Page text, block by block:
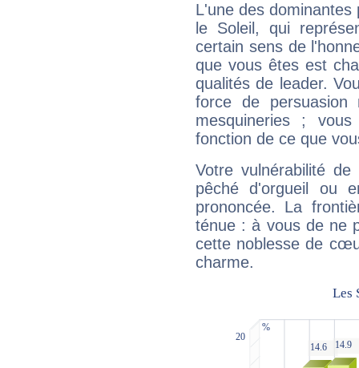
L'une des
le Soleil, qui
certain sens de
que vous êtes est
qualités de leader.
force de
mesquineries ;
fonction de ce que
Votre vulnérabilité
pêché d'orgueil ou
prononcée. La
ténue : à vous de ne
cette noblesse de
charme.